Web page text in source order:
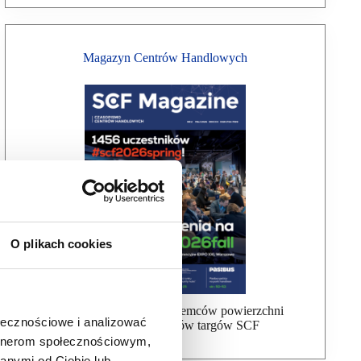
O plikach cookies
i analizować
społecznościowym,
Magazyn Centrów Handlowych
Bezpłatna wysyłka dla najemców powierzchni
handlowej, uczestników targów SCF